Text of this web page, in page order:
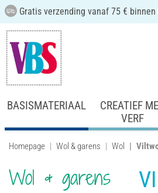
Gratis verzending vanaf 75 € binnen
BASISMATERIAAL
CREATIEF
VERF
Homepage Wol & garens Wol
Wol & garens